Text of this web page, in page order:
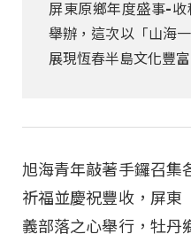
屏東原鄉年度盛事-
舉辦，這次以「山海
展現恆春半島文化豐
旭海青年敲著手鑼召集
祈福並慶祝豐收，屏東
義部落之心舉行，牡丹